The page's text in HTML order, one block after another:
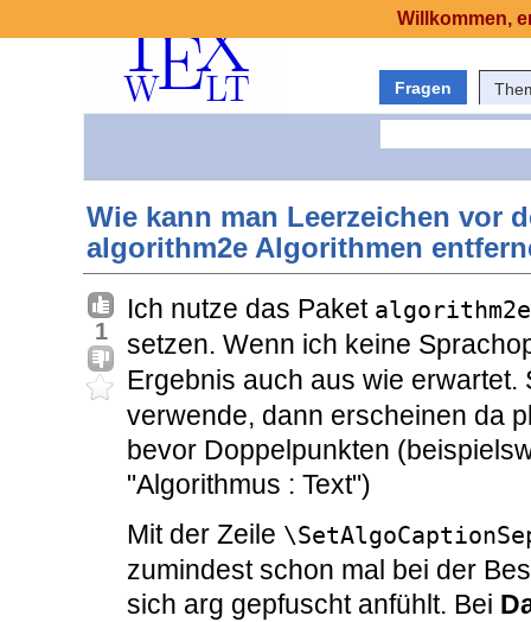
Fragen
Wie kann man Leerzeichen vor
algorithm2e Algorithmen
1
Ich nutze das Paket algorithm2e
setzen. Wenn ich keine
Ergebnis auch aus wie
verwende, dann erscheinen da
bevor Doppelpunkten
"Algorithmus : Text")
Mit der Zeile
zumindest schon mal bei der
sich arg gepfuscht anfühlt. Bei
Willkommen,